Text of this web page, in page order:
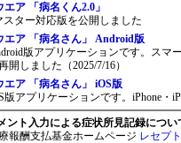
ア 「病名くん2.0」
スター対応版を公開しました
エア 「病名さん」 Android版
版アプリケーションです。スマ
開しました（2025/7/16）
エア 「病名さん」 iOS版
版アプリケーションです。iPhone・
ント入力による症状所見記録につい
酬支払基金ホームページ レセプ